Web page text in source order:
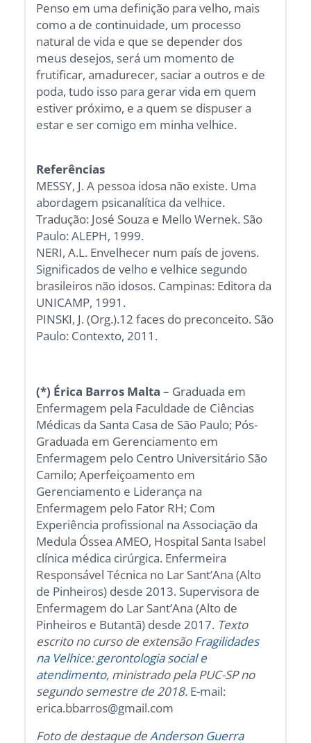
Penso em uma definição para velho, mais
como a de continuidade, um processo
natural de vida e que se depender dos
meus desejos, será um momento de
frutificar, amadurecer, saciar a outros e de
poda, tudo isso para gerar vida em quem
estiver próximo, e a quem se dispuser a
estar e ser comigo em minha velhice.
Referências
MESSY, J. A pessoa idosa não existe. Uma
abordagem psicanalítica da velhice.
Tradução: José Souza e Mello Wernek. São
Paulo: ALEPH, 1999.
NERI, A.L. Envelhecer num país de jovens.
Significados de velho e velhice segundo
brasileiros não idosos. Campinas: Editora da
UNICAMP, 1991.
PINSKI, J. (Org.).12 faces do preconceito. São
Paulo: Contexto, 2011.
(*) Érica Barros Malta – Graduada em
Enfermagem pela Faculdade de Ciências
Médicas da Santa Casa de São Paulo; Pós-
Graduada em Gerenciamento em
Enfermagem pelo Centro Universitário São
Camilo; Aperfeiçoamento em
Gerenciamento e Liderança na
Enfermagem pelo Fator RH; Com
Experiência profissional na Associação da
Medula Óssea AMEO, Hospital Santa Isabel
clínica médica cirúrgica. Enfermeira
Responsável Técnica no Lar Sant’Ana (Alto
de Pinheiros) desde 2013. Supervisora de
Enfermagem do Lar Sant’Ana (Alto de
Pinheiros e Butantã) desde 2017. Texto
escrito no curso de extensãoFragilidades
na Velhice: gerontologia social e
atendimento, ministrado pela PUC-SP no
segundo semestre de 2018. E-mail:
erica.bbarros@gmail.com
Foto de destaque deAnderson Guerra